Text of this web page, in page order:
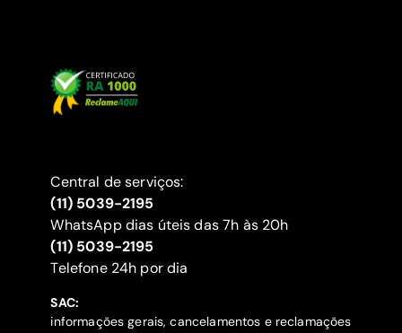
Central de serviços:
(11) 5039-2195
WhatsApp dias úteis das 7h às 20h
(11) 5039-2195
‍Telefone 24h por dia
SAC:
informações gerais, cancelamentos e reclamações